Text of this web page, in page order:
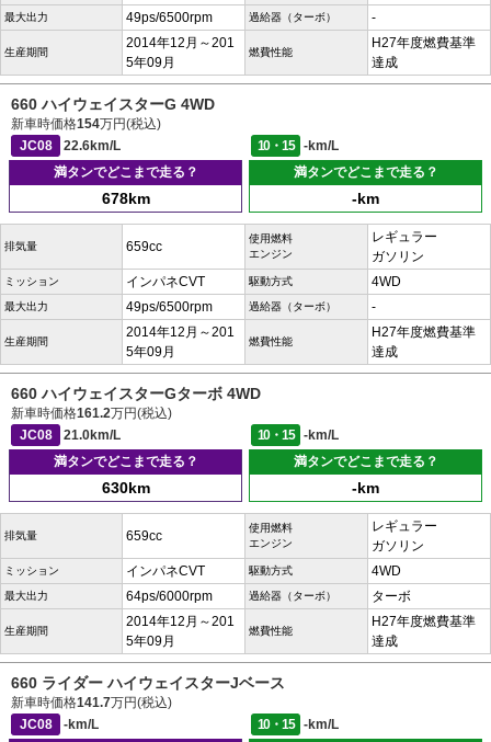
最大出力 49ps/6500rpm 過給器（ターボ） -
生産期間
2014年12月～201
5年09月
燃費性能
H27年度燃費基準
達成
660 ハイウェイスターG 4WD
新車時価格154万円(税込)
JC08
22.6km/L 10・15
-km/L
満タンでどこまで走る？
678km
満タンでどこまで走る？
-km
排気量 659cc
使用燃料
エンジン
レギュラー
ガソリン
ミッション インパネCVT 駆動方式 4WD
最大出力 49ps/6500rpm 過給器（ターボ） -
生産期間
2014年12月～201
5年09月
燃費性能
H27年度燃費基準
達成
660 ハイウェイスターGターボ 4WD
新車時価格161.2万円(税込)
JC08
21.0km/L 10・15
-km/L
満タンでどこまで走る？
630km
満タンでどこまで走る？
-km
排気量 659cc
使用燃料
エンジン
レギュラー
ガソリン
ミッション インパネCVT 駆動方式 4WD
最大出力 64ps/6000rpm 過給器（ターボ） ターボ
生産期間
2014年12月～201
5年09月
燃費性能
H27年度燃費基準
達成
660 ライダー ハイウェイスターJベース
新車時価格141.7万円(税込)
JC08
-km/L 10・15
-km/L